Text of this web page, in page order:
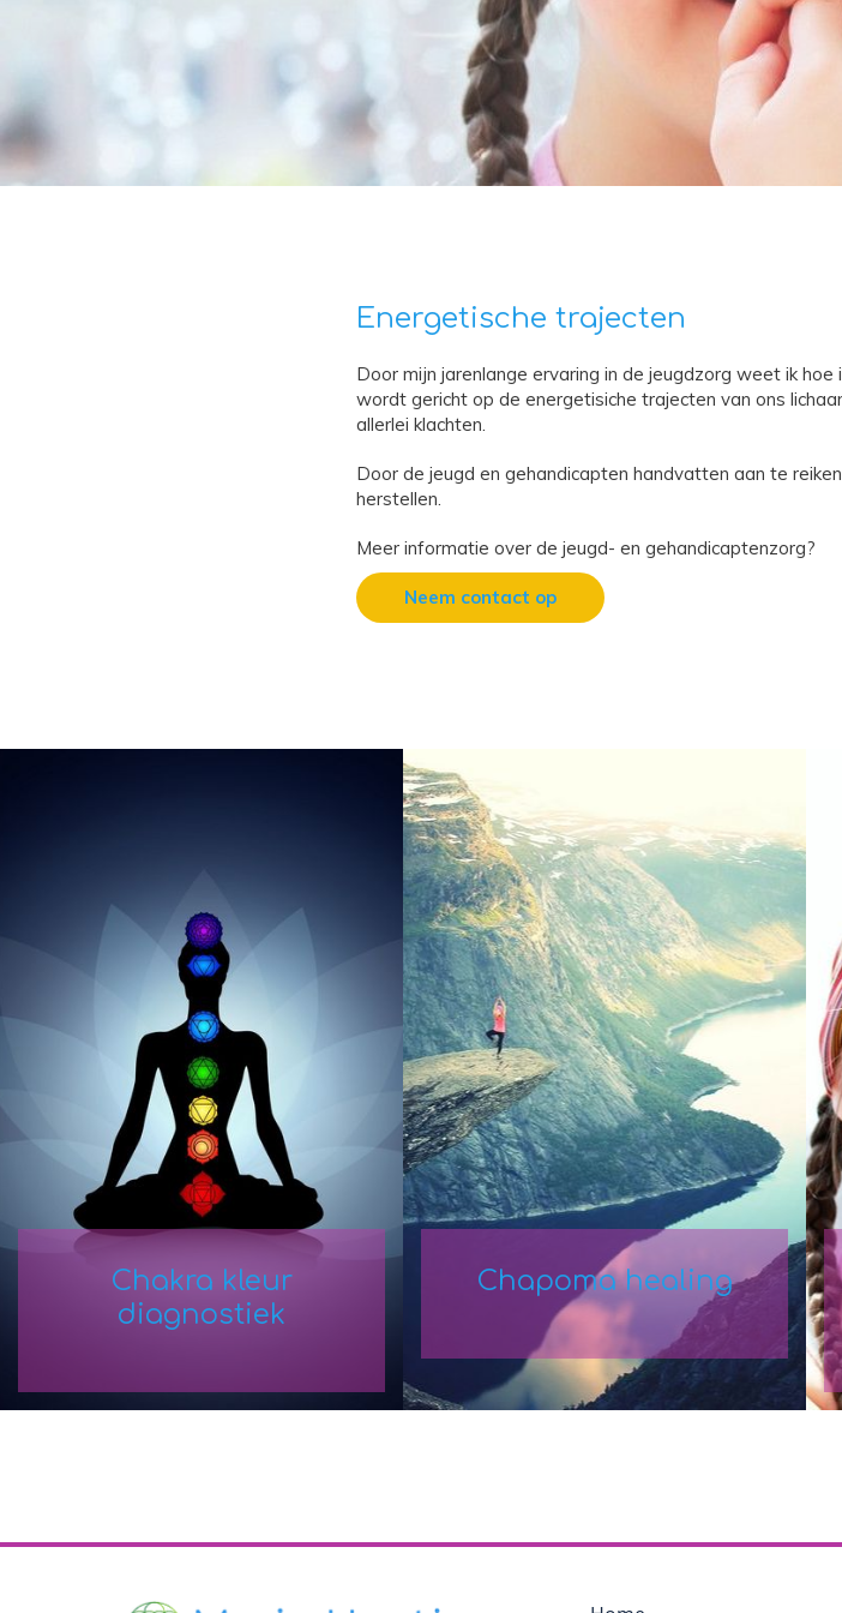
Energetische trajecten
Door mijn jarenlange ervaring in de jeugdzorg weet ik
wordt gericht op de energetisiche trajecten van ons
allerlei klachten.
Door de jeugd en gehandicapten handvatten aan te
herstellen.
Meer informatie over de jeugd- en gehandicaptenzorg?
Neem contact op
Chakra kleur
diagnostiek
Chapoma healing